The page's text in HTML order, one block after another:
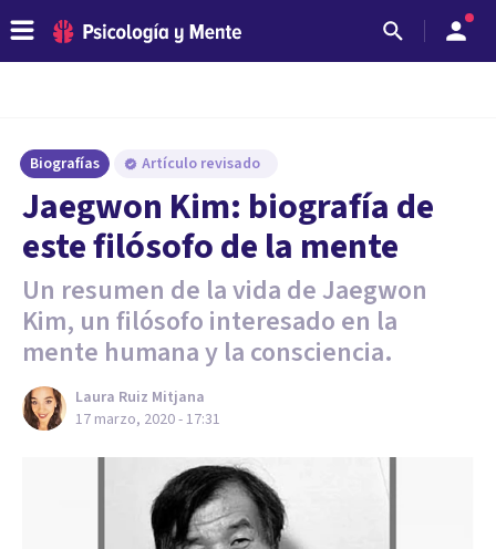
Biografías Artículo revisado
Jaegwon Kim: biografía de
este filósofo de la mente
Un resumen de la vida de Jaegwon
Kim, un filósofo interesado en la
mente humana y la consciencia.
Laura Ruiz Mitjana
17 marzo, 2020 - 17:31